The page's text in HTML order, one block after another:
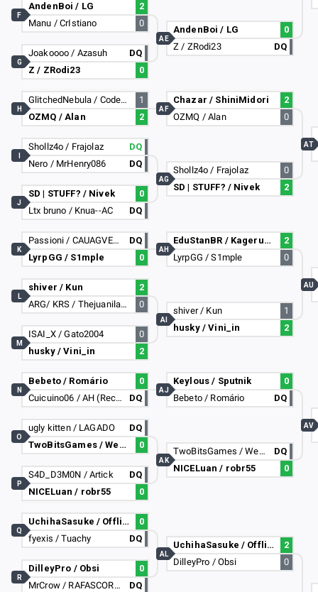
AndenBoi / LG
2
Manu / CrIstiano
0
F
Joakoooo / Azasuh
DQ
Z / ZRodi23
0
G
GlitchedNebula / Code-AlvaritoAfu
1
OZMQ / Alan
2
H
Shollz4o / Frajolaz
DQ
Nero / MrHenry086
DQ
SD | STUFF? / Nivek
0
Ltx bruno / Knua--AC
DQ
J
Passioni / CAUAGVETER
DQ
LyrpGG / S1mple
0
K
shiver / Kun
2
ARG/ KRS / Thejuanilanus
0
L
ISAI_X / Gato2004
0
husky / Vini_in
2
M
Bebeto / Romário
0
Cuicuino06 / AH (Reclutando)
DQ
N
ugly kitten / LAGADO
DQ
TwoBitsGames / Wendellzin
0
O
S4D_D3M0N / Artick
DQ
NICELuan / robr55
0
P
UchihaSasuke / Offline
0
fyexis / Tuachy
DQ
Q
DilleyPro / Obsi
0
MrCrow / RAFASCORPION
DQ
R
AndenBoi / LG
0
Z / ZRodi23
DQ
AE
Chazar / ShiniMidori
2
OZMQ / Alan
0
AF
Shollz4o / Frajolaz
0
SD | STUFF? / Nivek
2
AG
EduStanBR / Kagerume
2
LyrpGG / S1mple
0
AH
shiver / Kun
1
husky / Vini_in
2
AI
Keylous / Sputnik
0
Bebeto / Romário
DQ
AJ
TwoBitsGames / Wendellzin
DQ
NICELuan / robr55
0
AK
UchihaSasuke / Offline
2
DilleyPro / Obsi
0
AL
AT
AU
AV